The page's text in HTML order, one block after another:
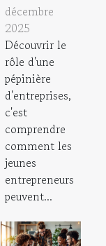
décembre
2025
Découvrir le
rôle d'une
pépinière
d'entreprises,
c'est
comprendre
comment les
jeunes
entrepreneurs
peuvent...